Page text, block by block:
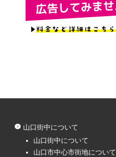
山口街中について
山口街中について
山口市中心市街地について